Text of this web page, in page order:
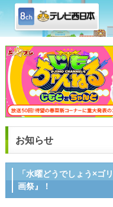
お知らせ
「水曜どうでしょう×ゴ
画祭』！